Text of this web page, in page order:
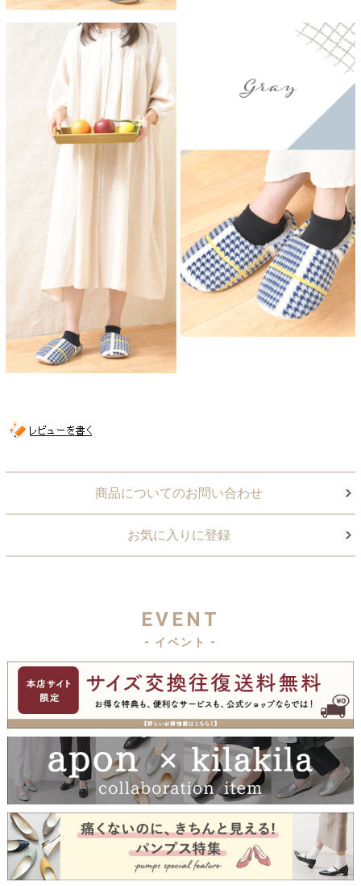
商品についてのお問い合わせ
お気に入りに登録
EVENT
- イベント -